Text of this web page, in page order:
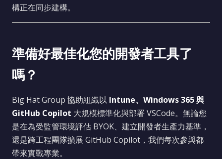
構正在同步建構。
準備好最佳化您的開發者工具了
嗎？
Big Hat Group 協助組織以 Intune、Windows 365 與
GitHub Copilot 大規模標準化與部署 VSCode。無論您
是在為受監管環境評估 BYOK、建立開發者生產力基準，
還是跨工程團隊擴展 GitHub Copilot，我們每次參與都
帶來實戰專業。